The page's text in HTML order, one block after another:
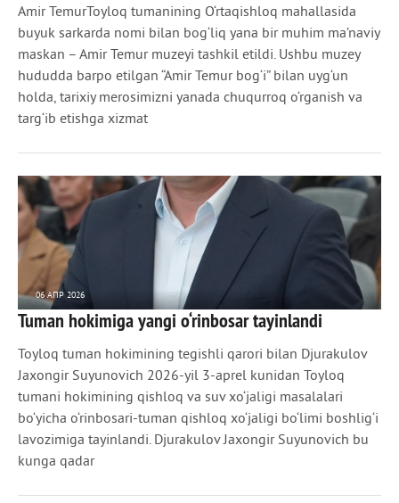
Amir TemurToyloq tumanining O‘rtaqishloq mahallasida
buyuk sarkarda nomi bilan bog‘liq yana bir muhim ma’naviy
maskan – Amir Temur muzeyi tashkil etildi. Ushbu muzey
hududda barpo etilgan “Amir Temur bog‘i” bilan uyg‘un
holda, tarixiy merosimizni yanada chuqurroq o‘rganish va
targ‘ib etishga xizmat
06 АПР 2026
364 0
Tuman hokimiga yangi o‘rinbosar tayinlandi
Toyloq tuman hokimining tegishli qarori bilan Djurakulov
Jaxongir Suyunovich 2026-yil 3-aprel kunidan Toyloq
tumani hokimining qishloq va suv xo‘jaligi masalalari
bo‘yicha o‘rinbosari-tuman qishloq xo‘jaligi bo‘limi boshlig‘i
lavozimiga tayinlandi. Djurakulov Jaxongir Suyunovich bu
kunga qadar